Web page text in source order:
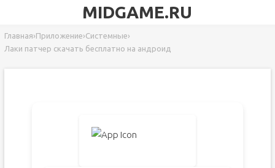
MIDGAME.RU
Главная›Приложение›Системные›
Лаки патчер скачать бесплатно на андроид